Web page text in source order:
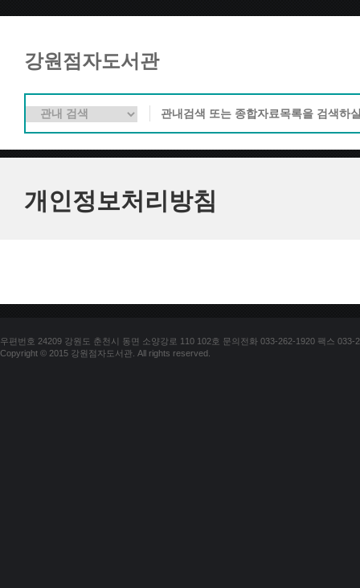
강원점자도서관
개인정보처리방침
우편번호 24209 강원도 춘천시 동면 소양강로 110 102호 문의전화 033-262-1920 팩스 033-
Copyright © 2015 강원점자도서관. All rights reserved.